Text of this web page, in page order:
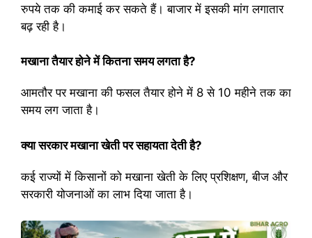
रुपये तक की कमाई कर सकते हैं। बाजार में इसकी मांग लगातार
बढ़ रही है।
मखाना तैयार होने में कितना समय लगता है?
आमतौर पर मखाना की फसल तैयार होने में 8 से 10 महीने तक का
समय लग जाता है।
क्या सरकार मखाना खेती पर सहायता देती है?
कई राज्यों में किसानों को मखाना खेती के लिए प्रशिक्षण, बीज और
सरकारी योजनाओं का लाभ दिया जाता है।